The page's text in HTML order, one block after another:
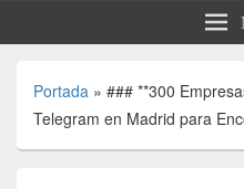
Portada » ### **300
Telegram en Madrid para